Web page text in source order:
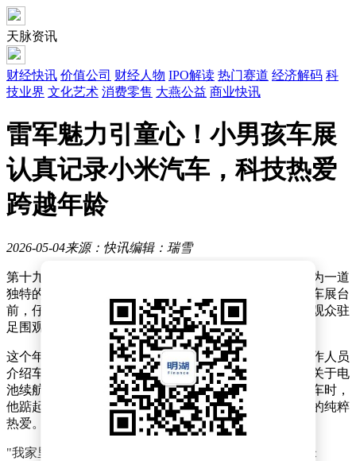
天脉资讯
财经快讯 价值公司 财经人物 IPO解读 热门赛道 经济解码 科
技业界 文化艺术 消费零售 大燕公益 商业快讯
雷军魅力引童心！小男孩车展
认真记录小米汽车，科技热爱
跨越年龄
2026-05-04来源：快讯编辑：瑞雪
第十九届北京国际车展现场，一位小朋友的专注身影成为一道
独特的风景线。在父亲陪伴下，他手持纸笔站在小米汽车展台
前，仔细记录着展车的各项参数，认真的模样引来不少观众驻
足围观。
这个年仅几岁的男孩展现出令人惊讶的专业素养。当工作人员
介绍车型时，他不仅能准确复述关键参数，还主动询问关于电
池续航和智能驾驶的细节问题。特别在看到小米Ultra实车时，
他踮起脚尖透过车窗观察内饰，眼中闪烁着对科技产品的纯粹
热爱。
"我家里有小米手表、平衡车，还有爸爸的手机也是小米